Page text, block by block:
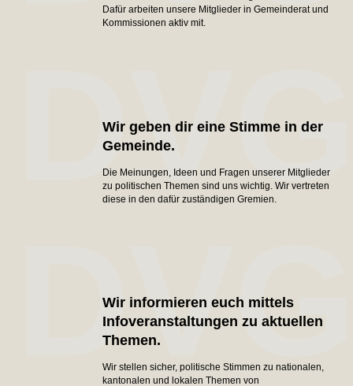
Dafür arbeiten unsere Mitglieder in Gemeinderat und
Kommissionen aktiv mit.
Wir geben dir eine Stimme in der
Gemeinde.
Die Meinungen, Ideen und Fragen unserer Mitglieder
zu politischen Themen sind uns wichtig. Wir vertreten
diese in den dafür zuständigen Gremien.
Wir informieren euch mittels
Infoveranstaltungen zu aktuellen
Themen.
Wir stellen sicher, politische Stimmen zu nationalen,
kantonalen und lokalen Themen von